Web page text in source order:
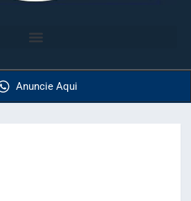
Anuncie Aqui